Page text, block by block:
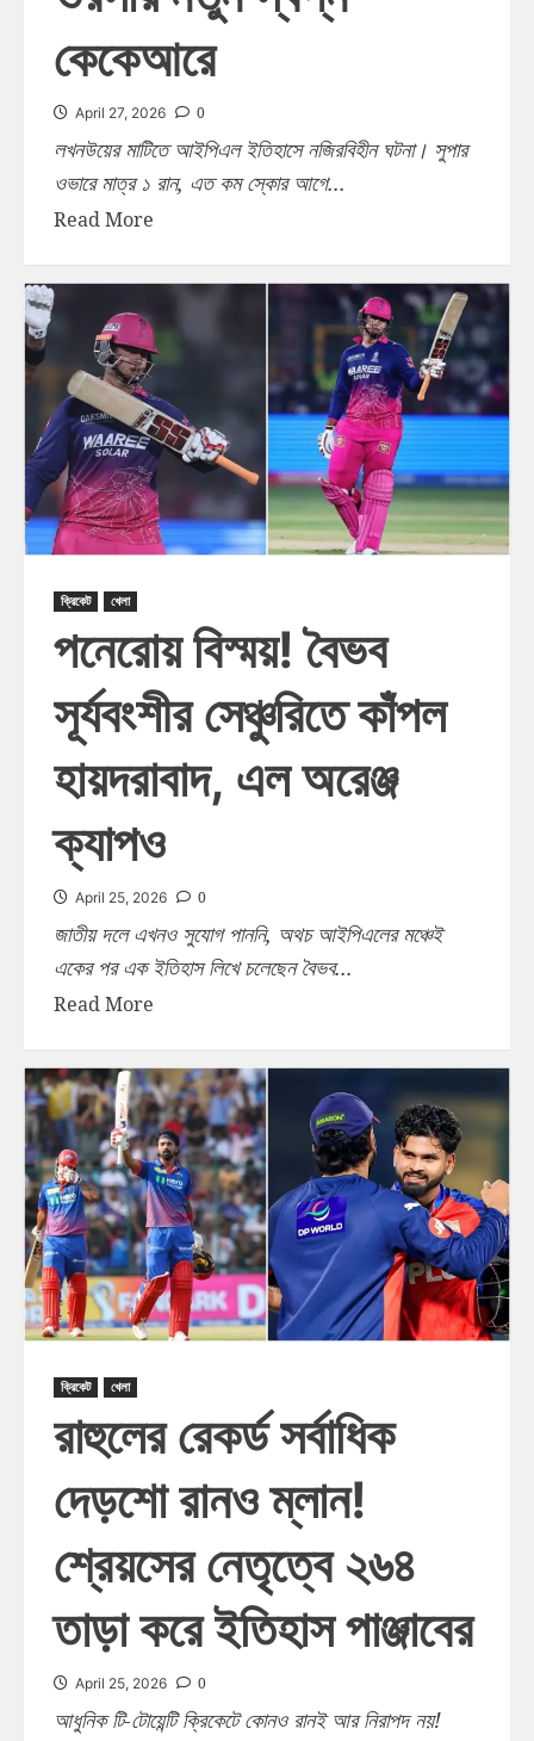
কেকেআরে
April 27, 2026 0
লখনউয়ের মাটিতে আইপিএল ইতিহাসে নজিরবিহীন ঘটনা। সুপার
ওভারে মাত্র ১ রান, এত কম স্কোর আগে...
Read More
ক্রিকেট খেলা
পনেরোয় বিস্ময়! বৈভব
সূর্যবংশীর সেঞ্চুরিতে কাঁপল
হায়দরাবাদ, এল অরেঞ্জ
ক্যাপও
April 25, 2026 0
জাতীয় দলে এখনও সুযোগ পাননি, অথচ আইপিএলের মঞ্চেই
একের পর এক ইতিহাস লিখে চলেছেন বৈভব...
Read More
ক্রিকেট খেলা
রাহুলের রেকর্ড সর্বাধিক
দেড়শো রানও ম্লান!
শ্রেয়সের নেতৃত্বে ২৬৪
তাড়া করে ইতিহাস পাঞ্জাবের
April 25, 2026 0
আধুনিক টি-টোয়েন্টি ক্রিকেটে কোনও রানই আর নিরাপদ নয়!